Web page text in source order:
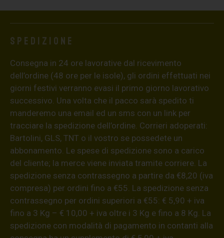
Spedizione
Consegna in 24 ore lavorative dal ricevimento
dell’ordine (48 ore per le isole), gli ordini effettuati nei
giorni festivi verranno evasi il primo giorno lavorativo
successivo. Una volta che il pacco sarà spedito ti
manderemo una email ed un sms con un link per
tracciare la spedizione dell’ordine. Corrieri adoperati:
Bartolini, GLS, TNT o il vostro se possedete un
abbonamento. Le spese di spedizione sono a carico
del cliente; la merce viene inviata tramite corriere. La
spedizione senza contrassegno a partire da €8,20 (iva
compresa) per ordini fino a €55. La spedizione senza
contrassegno per ordini superiori a €55: € 5,90 + iva
fino a 3 Kg – € 10,00 + iva oltre i 3 Kg e fino a 8 Kg. La
spedizione con modalità di pagamento in contanti alla